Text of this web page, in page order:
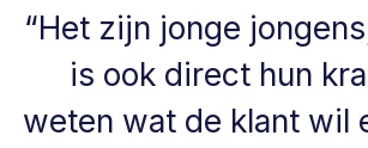
“Het zijn jonge
is ook direct hun
weten wat de klant wil